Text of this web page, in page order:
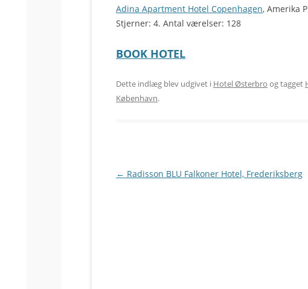
Adina Apartment Hotel Copenhagen, Amerika
Stjerner: 4. Antal værelser: 128
BOOK HOTEL
Dette indlæg blev udgivet i Hotel Østerbro og tagget
København.
Indlægsnavigation
← Radisson BLU Falkoner Hotel, Frederiksberg